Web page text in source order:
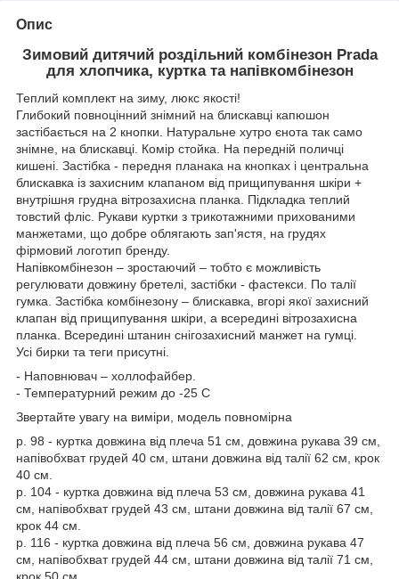
Опис
Зимовий дитячий роздільний комбінезон Prada
для хлопчика, куртка та напівкомбінезон
Теплий комплект на зиму, люкс якості!
Глибокий повноцінний знімний на блискавці капюшон
застібається на 2 кнопки. Натуральне хутро єнота так само
знімне, на блискавці. Комір стойка. На передній поличці
кишені. Застібка - передня планака на кнопках і центральна
блискавка із захисним клапаном від прищипування шкіри +
внутрішня грудна вітрозахисна планка. Підкладка теплий
товстий фліс. Рукави куртки з трикотажними прихованими
манжетами, що добре облягають зап'ястя, на грудях
фірмовий логотип бренду.
Напівкомбінезон – зростаючий – тобто є можливість
регулювати довжину бретелі, застібки - фастекси. По талії
гумка. Застібка комбінезону – блискавка, вгорі якої захисний
клапан від прищипування шкіри, а всередині вітрозахисна
планка. Всередині штанин снігозахисний манжет на гумці.
Усі бирки та теги присутні.
- Наповнювач – холлофайбер.
- Температурний режим до -25 С
Звертайте увагу на виміри, модель повномірна
р. 98 - куртка довжина від плеча 51 см, довжина рукава 39 см,
напівобхват грудей 40 см, штани довжина від талії 62 см, крок
40 см.
р. 104 - куртка довжина від плеча 53 см, довжина рукава 41
см, напівобхват грудей 43 см, штани довжина від талії 67 см,
крок 44 см.
р. 116 - куртка довжина від плеча 56 см, довжина рукава 47
см, напівобхват грудей 44 см, штани довжина від талії 71 см,
крок 50 см.